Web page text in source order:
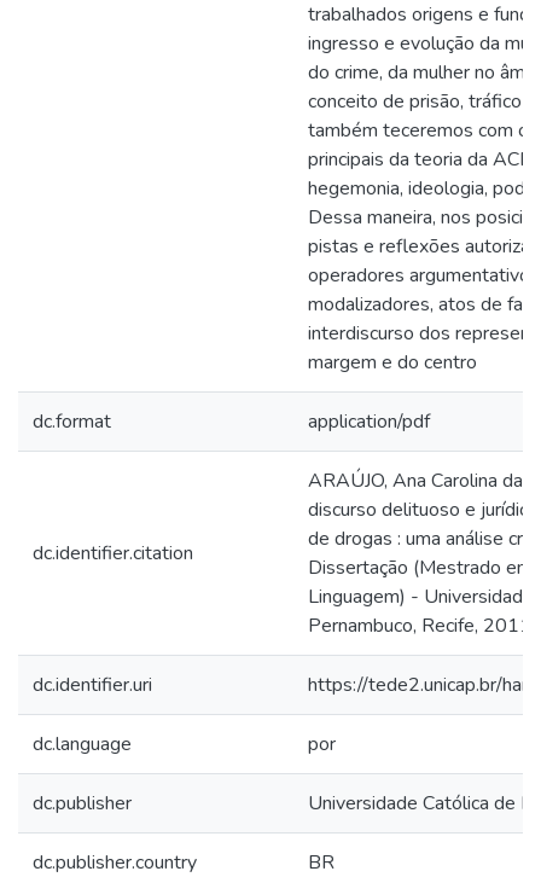
trabalhados origens e
ingresso e evolução da
do crime, da mulher no
conceito de prisão, tráfico
também teceremos com
principais da teoria da
hegemonia, ideologia,
Dessa maneira, nos
pistas e reflexões
operadores
modalizadores, atos de
interdiscurso dos
margem e do centro
dc.format application/pdf
dc.identifier.citation
ARAÚJO, Ana Carolina da
discurso delituoso e
de drogas : uma análise
Dissertação (Mestrado em
Linguagem) - Universidade
Pernambuco, Recife, 2011.
dc.identifier.uri https://tede2.unicap.br/
dc.language por
dc.publisher Universidade Católica de
dc.publisher.country BR